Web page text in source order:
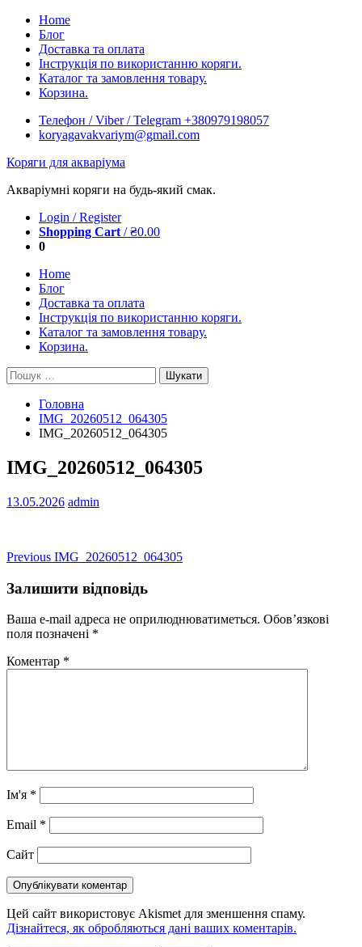
Skip
content
Home
Блог
Доставка та оплата
Інструкція по використанню коряги.
Каталог та замовлення товару.
Корзина.
Телефон / Viber / Telegram +380979198057
koryagavakvariym@gmail.com
Коряги для акваріума
Акваріумні коряги на будь-який смак.
Login / Register
Shopping Cart /₴0.00
0
Home
Блог
Доставка та оплата
Інструкція по використанню коряги.
Каталог та замовлення товару.
Корзина.
Пошук:
Головна
IMG_20260512_064305
IMG_20260512_064305
IMG_20260512_064305
13.05.2026 admin
Навігація
записів
Previous Previous
IMG_20260512_064305
Залишити відповідь
Ваша e-mail адреса не оприлюднюватиметься. Обов’язкові
поля позначені *
Коментар *
Ім'я *
Email *
Сайт
Цей сайт використовує Akismet для зменшення спаму.
Дізнайтеся, як обробляються дані ваших коментарів.